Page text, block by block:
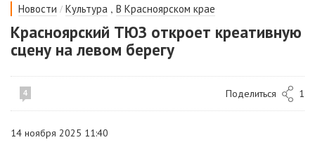
Новости / Культура , В Красноярском крае
Красноярский ТЮЗ откроет креативную
сцену на левом берегу
4 Поделиться 1
14 ноября 2025 11:40